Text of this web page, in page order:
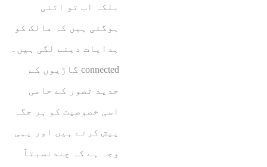
بلکہ اب تو اتنی
ہوگئی ہیں کہ مالک کو
ہدایات دینے لگی ہیں۔
connected گاڑیوں کے
جدید تصور کے حامی
اسی خصوصیت کو ہر جگہ
پیش کرتے ہیں اور یہی
وجہ ہے کہ چندنسبتاً